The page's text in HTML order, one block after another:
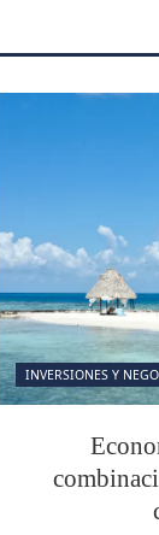
INVERSIONES Y